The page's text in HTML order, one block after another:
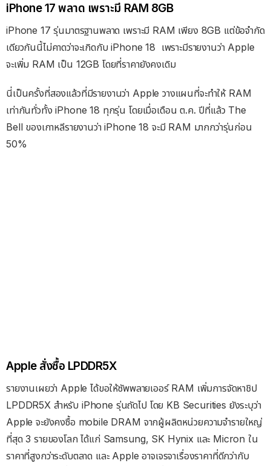
iPhone 17 พลาด เพราะมี RAM 8GB
iPhone 17 รุ่นมาตรฐานพลาด เพราะมี RAM เพียง 8GB แต่ข้อจำกัด
เดียวกันนี้ไม่คาดว่าจะเกิดกับ iPhone 18 เพราะมีรายงานว่า Apple
จะเพิ่ม RAM เป็น 12GB โดยที่ราคายังคงเดิม
นี่เป็นครั้งที่สองแล้วที่มีรายงานว่า Apple วางแผนที่จะทำให้ RAM
เท่ากันทั่วทั้ง iPhone 18 ทุกรุ่น โดยเมื่อเดือน ต.ค. ปีที่แล้ว The
Bell ของเกาหลีรายงานว่า iPhone 18 จะมี RAM มากกว่ารุ่นก่อน
50%
Apple สั่งซื้อ LPDDR5X
รายงานเผยว่า Apple ได้ขอให้ซัพพลายเออร์ RAM เพิ่มการจัดหาชิป
LPDDR5X สำหรับ iPhone รุ่นถัดไป โดย KB Securities ยังระบุว่า
Apple จะยังคงซื้อ mobile DRAM จากผู้ผลิตหน่วยความจำรายใหญ่
ที่สุด 3 รายของโลก ได้แก่ Samsung, SK Hynix และ Micron ใน
ราคาที่สูงกว่าระดับตลาด และ Apple อาจเจรจาเรื่องราคาที่ดีกว่ากับ